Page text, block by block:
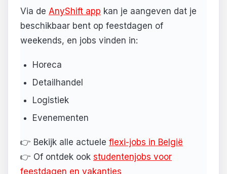
Via de AnyShift app kan je aangeven dat je
beschikbaar bent op feestdagen of
weekends, en jobs vinden in:
Horeca
Detailhandel
Logistiek
Evenementen
👉 Bekijk alle actuele flexi-jobs in België
👉 Of ontdek ook studentenjobs voor
feestdagen en vakanties